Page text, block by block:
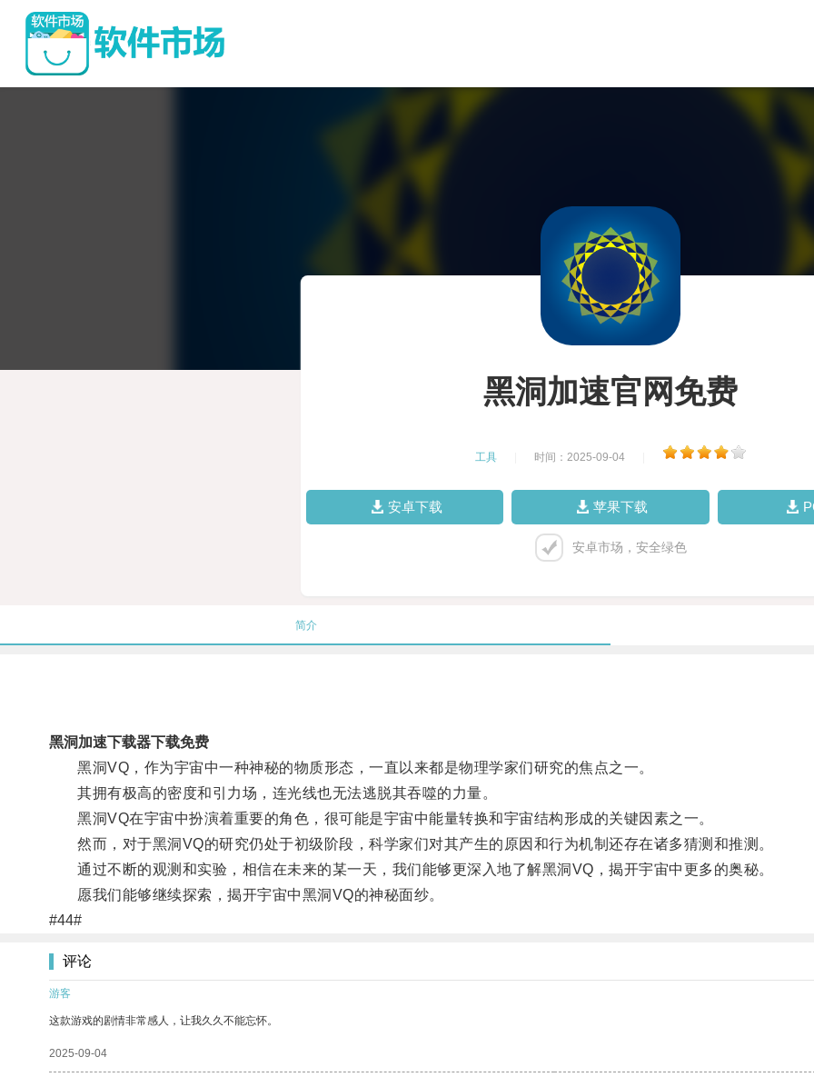
黑洞加速官网免费
工具 时间：2025-09-04
安卓下载 苹果下载
安卓市场，安全绿色
简介
黑洞加速下载器下载免费
黑洞VQ，作为宇宙中一种神秘的物质形态，一直以来都是物理学家们研究的焦点之一。
其拥有极高的密度和引力场，连光线也无法逃脱其吞噬的力量。
黑洞VQ在宇宙中扮演着重要的角色，很可能是宇宙中能量转换和宇宙结构形成的关键因素之一。
然而，对于黑洞VQ的研究仍处于初级阶段，科学家们对其产生的原因和行为机制还存在诸多猜测和推测。
通过不断的观测和实验，相信在未来的某一天，我们能够更深入地了解黑洞VQ，揭开宇宙中更多的奥秘。
愿我们能够继续探索，揭开宇宙中黑洞VQ的神秘面纱。
#44#
评论
游客
这款游戏的剧情非常感人，让我久久不能忘怀。
2025-09-04